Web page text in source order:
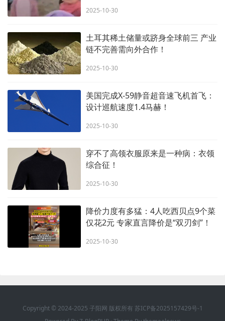
2025-10-30
土耳其稀土储量或跻身全球前三 产业
链不完善需向外合作！
2025-10-30
美国完成X-59静音超音速飞机首飞：
设计巡航速度1.4马赫！
2025-10-30
穿不了高领衣服原来是一种病：衣领
综合征！
2025-10-30
降价力度有多猛：4人吃西贝点9个菜
仅花2元 专家直言降价是“双刃剑”！
2025-10-30
Copyright © 2024-2025 子阳网 版权所有 苏ICP备2025157429号-1